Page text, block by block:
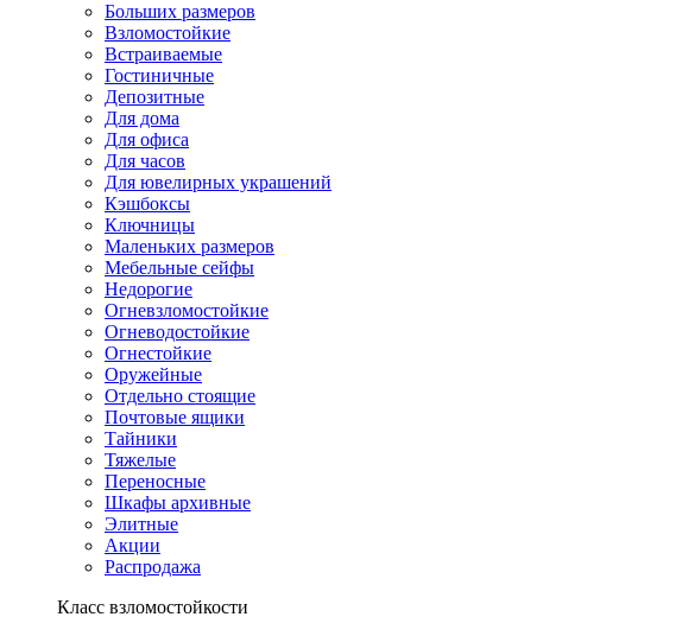
Больших размеров
Взломостойкие
Встраиваемые
Гостиничные
Депозитные
Для дома
Для офиса
Для часов
Для ювелирных украшений
Кэшбоксы
Ключницы
Маленьких размеров
Мебельные сейфы
Недорогие
Огневзломостойкие
Огневодостойкие
Огнестойкие
Оружейные
Отдельно стоящие
Почтовые ящики
Тайники
Тяжелые
Переносные
Шкафы архивные
Элитные
Акции
Распродажа
Класс взломостойкости